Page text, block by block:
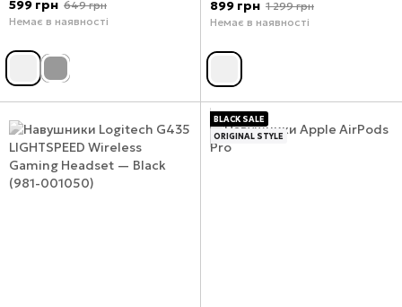
599 грн 649 грн
Немає в наявності
899 грн 1 299 грн
Немає в наявності
BLACK SALE
ORIGINAL STYLE